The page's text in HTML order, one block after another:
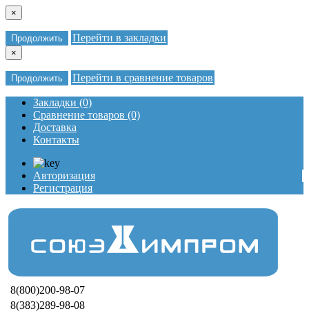
×
Продолжить Перейти в закладки
×
Продолжить Перейти в сравнение товаров
Закладки (0)
Сравнение товаров (0)
Доставка
Контакты
Авторизация
Регистрация
8(800)200-98-07
8(383)289-98-08